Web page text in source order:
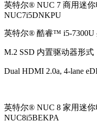
英特尔® NUC 7 商用迷
NUC7i5DNKPU
英特尔® 酷睿™ i5-7300U
M.2 SSD 内置驱动器形式
Dual HDMI 2.0a, 4-lane
英特尔® NUC 8 家用迷你
NUC8i5BEKPA